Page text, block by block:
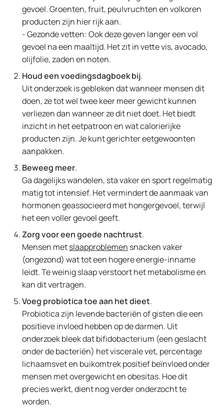
gevoel. Groenten, fruit, peulvruchten en volkoren
producten zijn hier rijk aan.
- Gezonde vetten: Ook deze geven langer een vol
gevoel na een maaltijd. Het zit in vette vis, avocado,
olijfolie, zaden en noten.
Houd een voedingsdagboek bij.
Uit onderzoek is gebleken dat wanneer mensen dit
doen, ze tot wel twee keer meer gewicht kunnen
verliezen dan wanneer ze dit niet doet. Het biedt
inzicht in het eetpatroon en wat calorierijke
producten zijn. Je kunt gerichter eetgewoonten
aanpakken.
Beweeg meer.
Ga dagelijks wandelen, sta vaker en sport regelmatig
matig tot intensief. Het vermindert de aanmaak van
hormonen geassocieerd met hongergevoel, terwijl
het een voller gevoel geeft.
Zorg voor een goede nachtrust.
Mensen metslaapproblemen snacken vaker
(ongezond) wat tot een hogere energie-inname
leidt. Te weinig slaap verstoort het metabolisme en
kan dit vertragen.
Voeg probiotica toe aan het dieet.
Probiotica zijn levende bacteriën of gisten die een
positieve invloed hebben op de darmen. Uit
onderzoek bleek dat bifidobacterium (een geslacht
onder de bacteriën) het viscerale vet, percentage
lichaamsvet en buikomtrek positief beïnvloed onder
mensen met overgewicht en obesitas. Hoe dit
precies werkt, dient nog verder onderzocht te
worden.